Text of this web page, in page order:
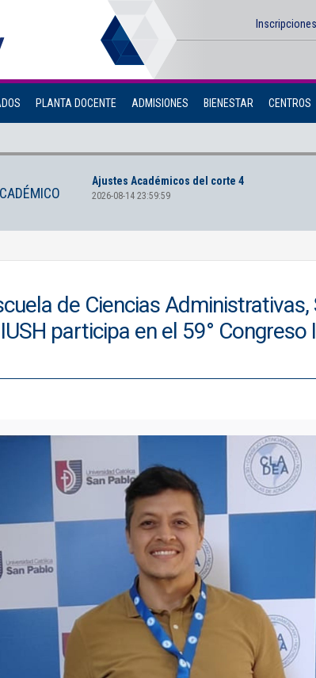
Inscripciones
PLANTA DOCENTE ADMISIONES BIENESTAR CENTROS
Ajustes Académicos del corte 4
2026-08-14 23:59:59
de Ciencias Administrativas,
participa en el 59° Congreso